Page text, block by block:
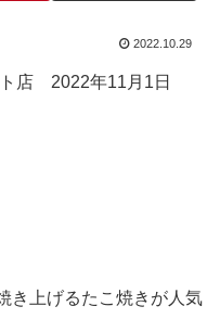
2022.10.29
店 2022年11月1日
き上げるたこ焼きが人気